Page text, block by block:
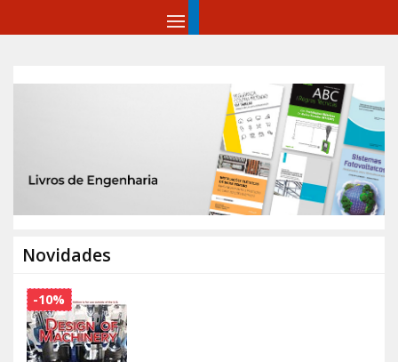
Novidades
-10%